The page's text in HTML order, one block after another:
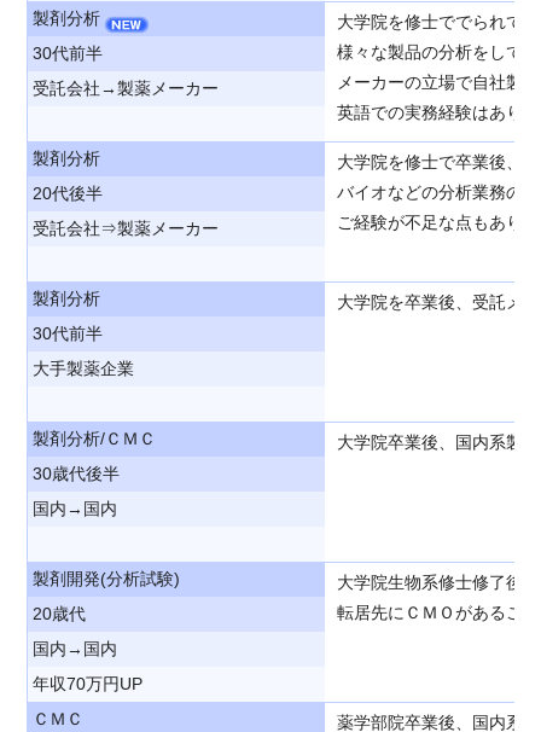
製剤分析
大学院を修士ででられて
様々な製品の分析をして
メーカーの立場で自社製
英語での実務経験はあり
30代前半
受託会社→製薬メーカー
製剤分析
大学院を修士で卒業後、
バイオなどの分析業務の
ご経験が不足な点もあり
20代後半
受託会社⇒製薬メーカー
製剤分析
大学院を卒業後、受託メ
30代前半
大手製薬企業
製剤分析/ＣＭＣ
大学院卒業後、国内系製
30歳代後半
国内→国内
製剤開発(分析試験)
大学院生物系修士修了後
転居先にＣＭＯがあるこ
20歳代
国内→国内
年収70万円UP
ＣＭＣ
薬学部院卒業後、国内系